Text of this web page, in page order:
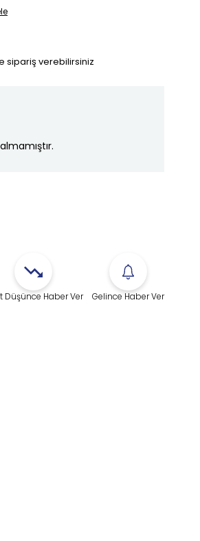
sipariş verebilirsiniz
Düşünce Haber Ver Gelince Haber Ver